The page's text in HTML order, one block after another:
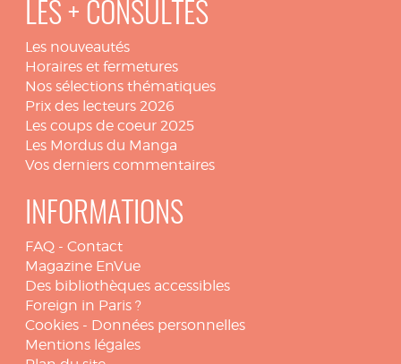
LES + CONSULTÉS
Les nouveautés
Horaires et fermetures
Nos sélections thématiques
Prix des lecteurs 2026
Les coups de coeur 2025
Les Mordus du Manga
Vos derniers commentaires
INFORMATIONS
FAQ - Contact
Magazine EnVue
Des bibliothèques accessibles
Foreign in Paris ?
Cookies - Données personnelles
Mentions légales